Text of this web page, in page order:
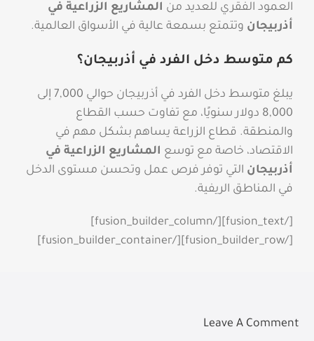
العمود الفقري للعديد من المشاريع الزراعية في
أذربيجان وتتمتع بسمعة عالية في الأسواق العالمية.
كم متوسط دخل الفرد في أذربيجان؟
يبلغ متوسط دخل الفرد في أذربيجان حوالي 7,000 إلى
8,000 دولار سنويًا، مع تفاوت حسب القطاع
والمنطقة. قطاع الزراعة يساهم بشكل مهم في
الاقتصاد، خاصة مع توسع المشاريع الزراعية في
أذربيجان التي توفر فرص عمل وتحسن مستوى الدخل
في المناطق الريفية.
[/fusion_text][/fusion_builder_column]
[/fusion_builder_row][/fusion_builder_container]
Leave A Comment